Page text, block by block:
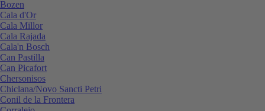
Bozen
Cala d'Or
Cala Millor
Cala Rajada
Cala'n Bosch
Can Pastilla
Can Picafort
Chersonisos
Chiclana/Novo Sancti Petri
Conil de la Frontera